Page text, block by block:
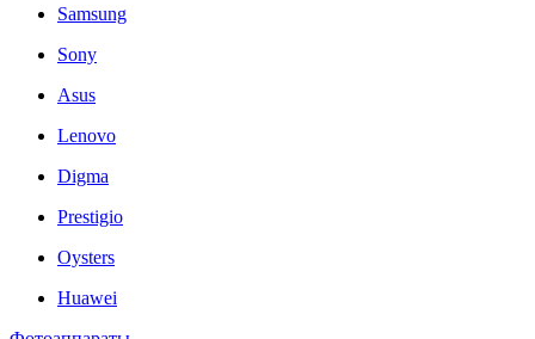
Samsung
Sony
Asus
Lenovo
Digma
Prestigio
Oysters
Huawei